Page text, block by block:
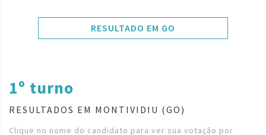
RESULTADO EM GO
1º turno
RESULTADOS EM MONTIVIDIU (GO)
Clique no nome do candidato para ver sua votação por